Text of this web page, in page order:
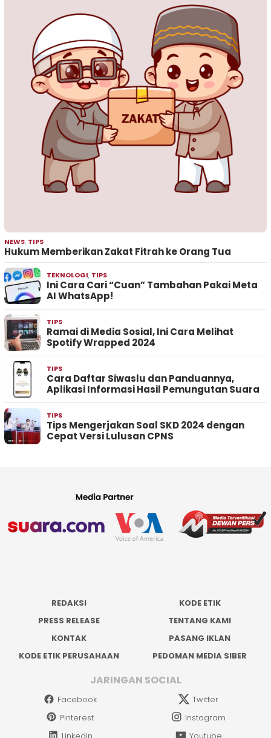
NEWS, TIPS
Hukum Memberikan Zakat Fitrah ke Orang Tua
TEKNOLOGI, TIPS
Ini Cara Cari “Cuan” Tambahan Pakai Meta
AI WhatsApp!
TIPS
Ramai di Media Sosial, Ini Cara Melihat
Spotify Wrapped 2024
TIPS
Cara Daftar Siwaslu dan Panduannya,
Aplikasi Informasi Hasil Pemungutan Suara
TIPS
Tips Mengerjakan Soal SKD 2024 dengan
Cepat Versi Lulusan CPNS
REDAKSI
KODE ETIK
PRESS RELEASE
TENTANG KAMI
KONTAK
PASANG IKLAN
KODE ETIK PERUSAHAAN
PEDOMAN MEDIA SIBER
JARINGAN SOCIAL
Facebook
Twitter
Pinterest
Instagram